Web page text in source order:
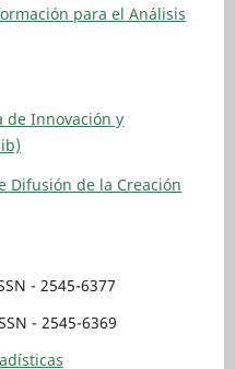
para el Análisis
de Innovación y
Difusión de la Creación
- 2545-6377
- 2545-6369